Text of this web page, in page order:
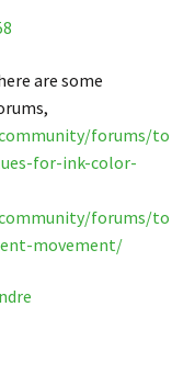
are some
forums/to
for-ink-color-
forums/to
movement/